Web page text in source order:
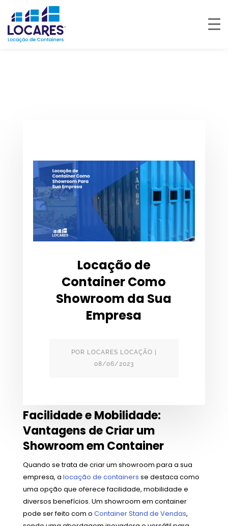
Locação de
Container Como
Showroom da Sua
Empresa
POR LOCARES LOCAÇÃO
08/06/2023
Facilidade e Mobilidade:
Vantagens de Criar um
Showroom em Container
Quando se trata de criar um showroom para a sua
empresa, a locação de containers se destaca como
uma opção que oferece facilidade, mobilidade e
diversos benefícios. Um showroom em container
pode ser feito com o Container Stand de Vendas,